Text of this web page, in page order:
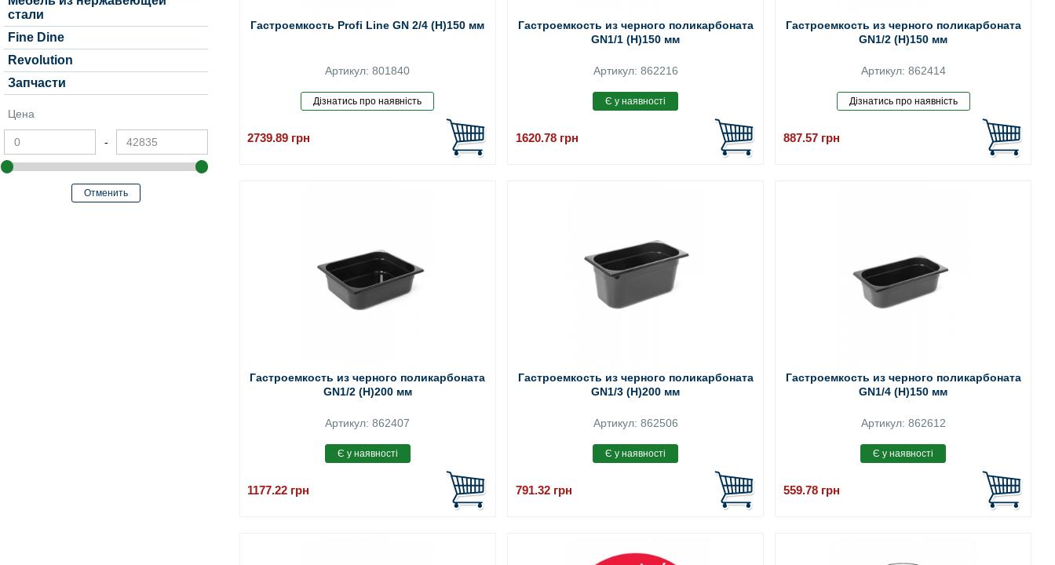
стали
Fine Dine
Revolution
Запчасти
Цена
-
Гастроемкость Profi Line GN 2/4 (H)150 мм
Артикул: 801840
2739.89 грн
Гастроемкость из черного поликарбоната
GN1/1 (H)150 мм
Артикул: 862216
1620.78 грн
Гастроемкость из черного поликарбоната
GN1/2 (H)150 мм
Артикул: 862414
887.57 грн
Гастроемкость из черного поликарбоната
GN1/2 (H)200 мм
Артикул: 862407
1177.22 грн
Гастроемкость из черного поликарбоната
GN1/3 (H)200 мм
Артикул: 862506
791.32 грн
Гастроемкость из черного поликарбоната
GN1/4 (H)150 мм
Артикул: 862612
559.78 грн